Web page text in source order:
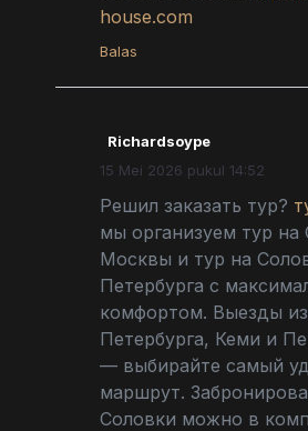
house.com
Balas
Richardsoype
15 Mei 2026 pukul 14:52
Решил заказать тур?
мы организуем тур на
Москвы и тур на
Петербурга с
комфортом. Выезды
Петербурга, Кеми и
— выбирайте самый
маршрут.
Соловки можно в